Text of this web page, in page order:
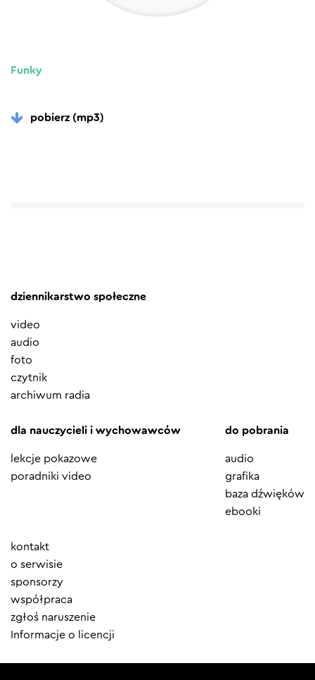
Funky
pobierz (mp3)
dziennikarstwo społeczne
video
audio
foto
czytnik
archiwum radia
dla nauczycieli i wychowawców
lekcje pokazowe
poradniki video
do pobrania
audio
grafika
baza dźwięków
ebooki
Element
menu
kontakt
o serwisie
sponsorzy
współpraca
zgłoś naruszenie
Informacje o licencji